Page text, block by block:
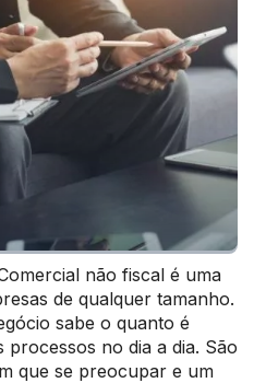
não fiscal é uma
de qualquer tamanho.
sabe o quanto é
no dia a dia. São
que se preocupar e um